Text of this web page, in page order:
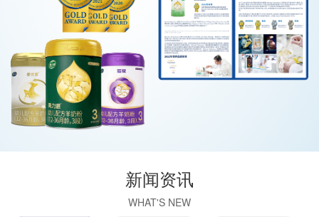
新闻资讯
WHAT'S NEW